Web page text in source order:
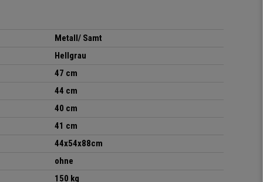
Metall/ Samt
Hellgrau
47 cm
44 cm
40 cm
41 cm
44x54x88cm
ohne
150 kg